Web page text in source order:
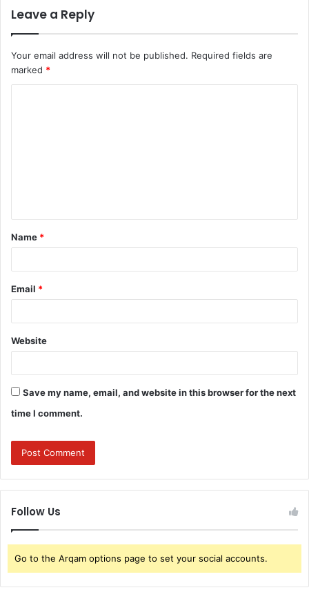
Leave a Reply
Your email address will not be published. Required fields are
marked *
t
*
Name *
Email *
Website
Save my name, email, and website in this browser for the next
time I comment.
Follow Us
Go to the Arqam options page to set your social accounts.